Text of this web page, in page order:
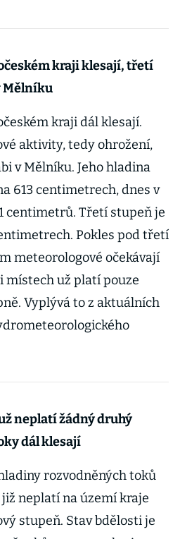
kraji klesají, třetí
Mělníku
kraji dál klesají.
aktivity, tedy ohrožení,
v Mělníku. Jeho hladina
613 centimetrech, dnes v
centimetrů. Třetí stupeň je
Pokles pod třetí
meteorologové očekávají
místech už platí pouze
Vyplývá to z aktuálních
neplatí žádný druhý
dál klesají
rozvodněných toků
neplatí na území kraje
stupeň. Stav bdělosti je